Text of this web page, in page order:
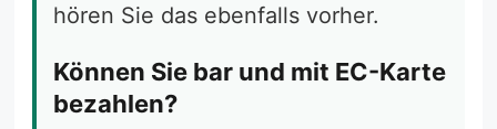
hören Sie das ebenfalls vorher.
Können Sie bar und mit EC-Karte
bezahlen?